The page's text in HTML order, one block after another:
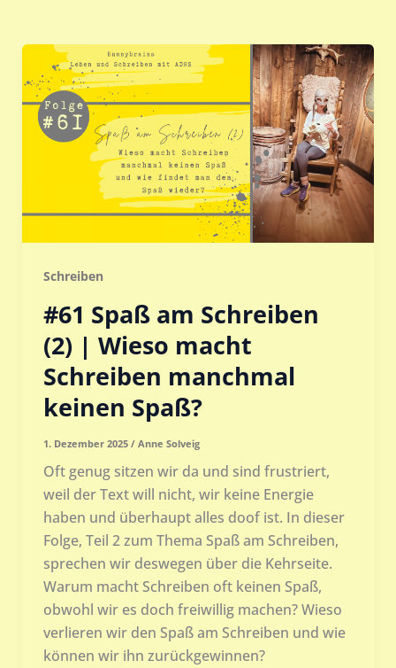
Schreiben
#61 Spaß am Schreiben
(2) | Wieso macht
Schreiben manchmal
keinen Spaß?
1. Dezember 2025 / Anne Solveig
Oft genug sitzen wir da und sind frustriert,
weil der Text will nicht, wir keine Energie
haben und überhaupt alles doof ist. In dieser
Folge, Teil 2 zum Thema Spaß am Schreiben,
sprechen wir deswegen über die Kehrseite.
Warum macht Schreiben oft keinen Spaß,
obwohl wir es doch freiwillig machen? Wieso
verlieren wir den Spaß am Schreiben und wie
können wir ihn zurückgewinnen?